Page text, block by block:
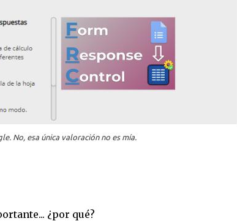
No, esa única valoración no es mía.
¿por qué?